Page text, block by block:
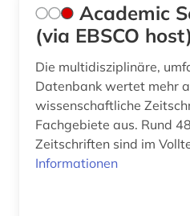
elektronisches
elktrotechnik (1)
Academic
(via EBSCO host)
Die multidisziplinäre,
Datenbank wertet mehr
wissenschaftliche
Fachgebiete aus. Rund
Zeitschriften sind im
Informationen